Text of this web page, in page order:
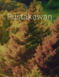
Pustakawan